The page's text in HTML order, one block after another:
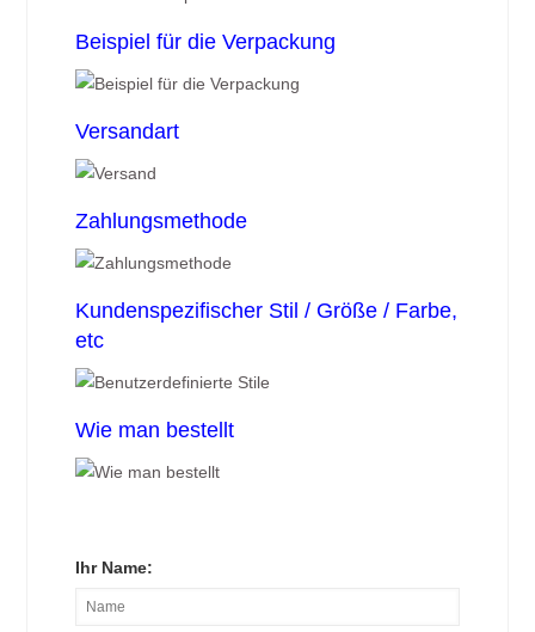
Beispiel für die Verpackung
Versandart
Zahlungsmethode
Kundenspezifischer Stil / Größe / Farbe,
etc
Wie man bestellt
Ihr Name: